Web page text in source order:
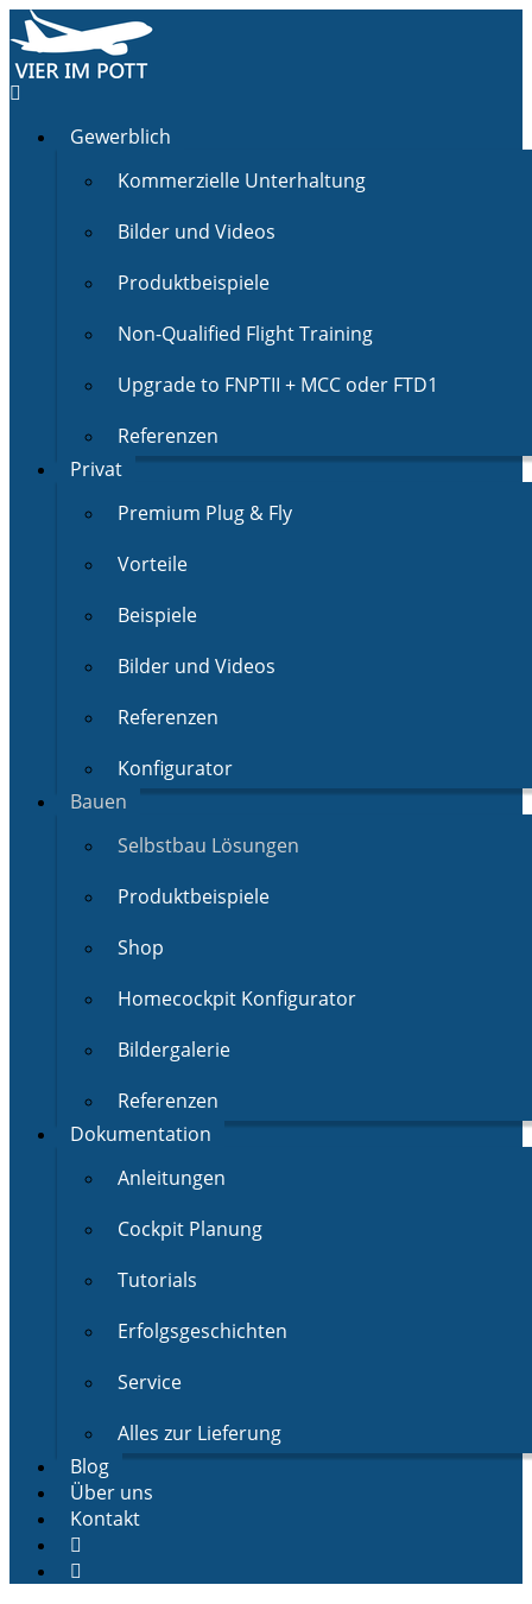
Gewerblich
Kommerzielle Unterhaltung
Bilder und Videos
Produktbeispiele
Non-Qualified Flight Training
Upgrade to FNPTII + MCC oder FTD1
Referenzen
Privat
Premium Plug & Fly
Vorteile
Beispiele
Bilder und Videos
Referenzen
Konfigurator
Bauen
Selbstbau Lösungen
Produktbeispiele
Shop
Homecockpit Konfigurator
Bildergalerie
Referenzen
Dokumentation
Anleitungen
Cockpit Planung
Tutorials
Erfolgsgeschichten
Service
Alles zur Lieferung
Blog
Über uns
Kontakt